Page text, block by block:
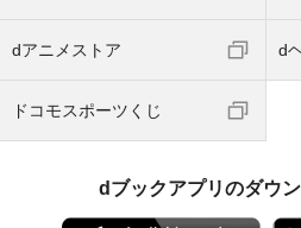
dアニメストア d
ドコモスポーツくじ
dブックアプリのダウ